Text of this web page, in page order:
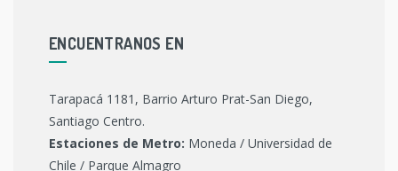
ENCUENTRANOS EN
Tarapacá 1181, Barrio Arturo Prat-San Diego,
Santiago Centro.
Estaciones de Metro: Moneda / Universidad de
Chile / Parque Almagro